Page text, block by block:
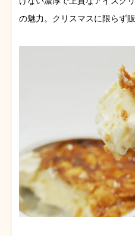
の魅力。クリスマスに限らず